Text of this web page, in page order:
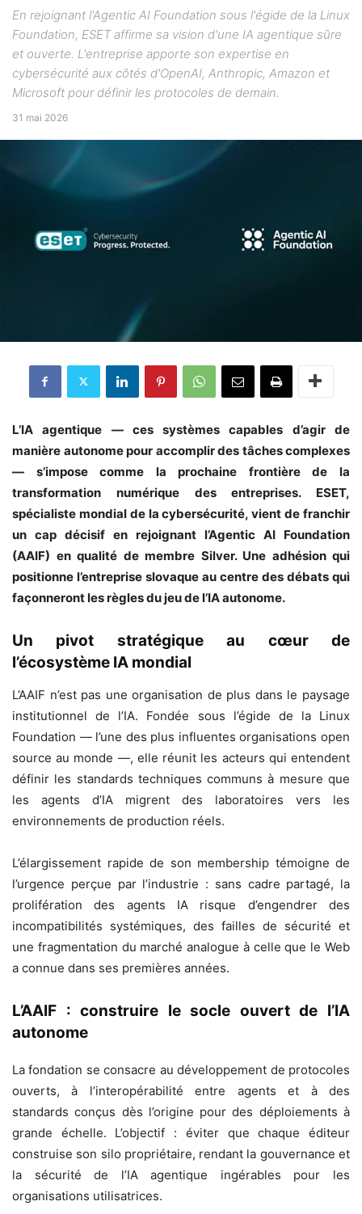
En rejoignant l'Agentic AI Foundation sous l'égide de la Linux
Foundation, ESET affirme sa vision d'une IA agentique sûre
et ouverte. L'entreprise apporte son expertise en
cybersécurité aux côtés d'OpenAI, Anthropic, Amazon et
Microsoft pour définir les protocoles de demain.
31 mai 2026
L’IA agentique — ces systèmes capables d’agir de
manière autonome pour accomplir des tâches complexes
— s’impose comme la prochaine frontière de la
transformation numérique des entreprises. ESET,
spécialiste mondial de la cybersécurité, vient de franchir
un cap décisif en rejoignant l’Agentic AI Foundation
(AAIF) en qualité de membre Silver. Une adhésion qui
positionne l’entreprise slovaque au centre des débats qui
façonneront les règles du jeu de l’IA autonome.
Un pivot stratégique au cœur de
l’écosystème IA mondial
L’AAIF n’est pas une organisation de plus dans le paysage
institutionnel de l’IA. Fondée sous l’égide de la Linux
Foundation — l’une des plus influentes organisations open
source au monde —, elle réunit les acteurs qui entendent
définir les standards techniques communs à mesure que
les agents d’IA migrent des laboratoires vers les
environnements de production réels.
L’élargissement rapide de son membership témoigne de
l’urgence perçue par l’industrie : sans cadre partagé, la
prolifération des agents IA risque d’engendrer des
incompatibilités systémiques, des failles de sécurité et
une fragmentation du marché analogue à celle que le Web
a connue dans ses premières années.
L’AAIF : construire le socle ouvert de l’IA
autonome
La fondation se consacre au développement de protocoles
ouverts, à l’interopérabilité entre agents et à des
standards conçus dès l’origine pour des déploiements à
grande échelle. L’objectif : éviter que chaque éditeur
construise son silo propriétaire, rendant la gouvernance et
la sécurité de l’IA agentique ingérables pour les
organisations utilisatrices.